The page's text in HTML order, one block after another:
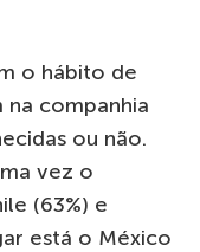
o hábito de
companhia
ou não.
vez o
(63%) e
está o México